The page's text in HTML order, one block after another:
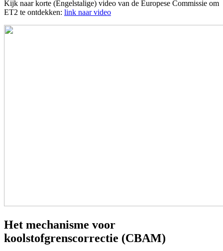
Kijk naar korte (Engelstalige) video van de Europese Commissie om
ET2 te ontdekken: link naar video
Het mechanisme voor
koolstofgrenscorrectie (CBAM)